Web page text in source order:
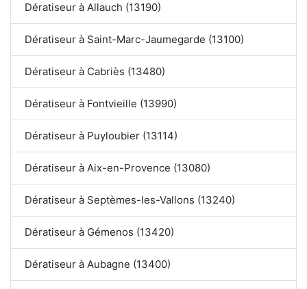
Dératiseur à Allauch (13190)
Dératiseur à Saint-Marc-Jaumegarde (13100)
Dératiseur à Cabriès (13480)
Dératiseur à Fontvieille (13990)
Dératiseur à Puyloubier (13114)
Dératiseur à Aix-en-Provence (13080)
Dératiseur à Septèmes-les-Vallons (13240)
Dératiseur à Gémenos (13420)
Dératiseur à Aubagne (13400)